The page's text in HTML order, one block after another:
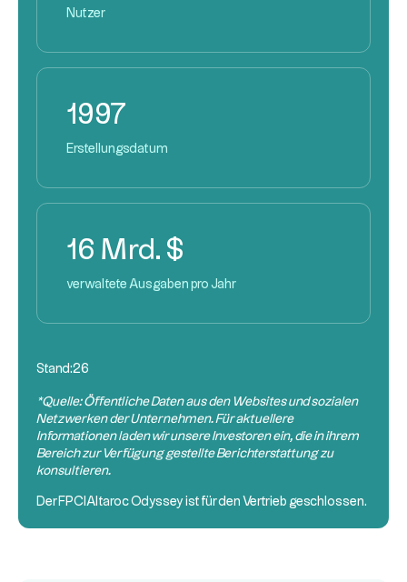
Nutzer
1997
Erstellungsdatum
16 Mrd. $
verwaltete Ausgaben pro Jahr
Stand:26
*Quelle: Öffentliche Daten aus den Websites und sozialen
Netzwerken der Unternehmen. Für aktuellere
Informationen laden wir unsere Investoren ein, die in ihrem
Bereich zur Verfügung gestellte Berichterstattung zu
konsultieren.
Der FPCI Altaroc Odyssey ist für den Vertrieb geschlossen.